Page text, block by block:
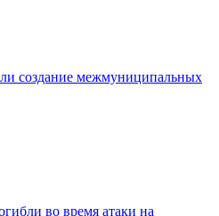
создание межмуниципальных
во время атаки на